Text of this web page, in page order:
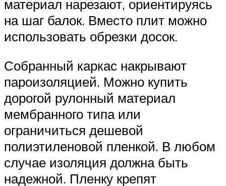
материал нарезают, ориентируясь
на шаг балок. Вместо плит можно
использовать обрезки досок.
Собранный каркас накрывают
пароизоляцией. Можно купить
дорогой рулонный материал
мембранного типа или
ограничиться дешевой
полиэтиленовой пленкой. В любом
случае изоляция должна быть
надежной. Пленку крепят